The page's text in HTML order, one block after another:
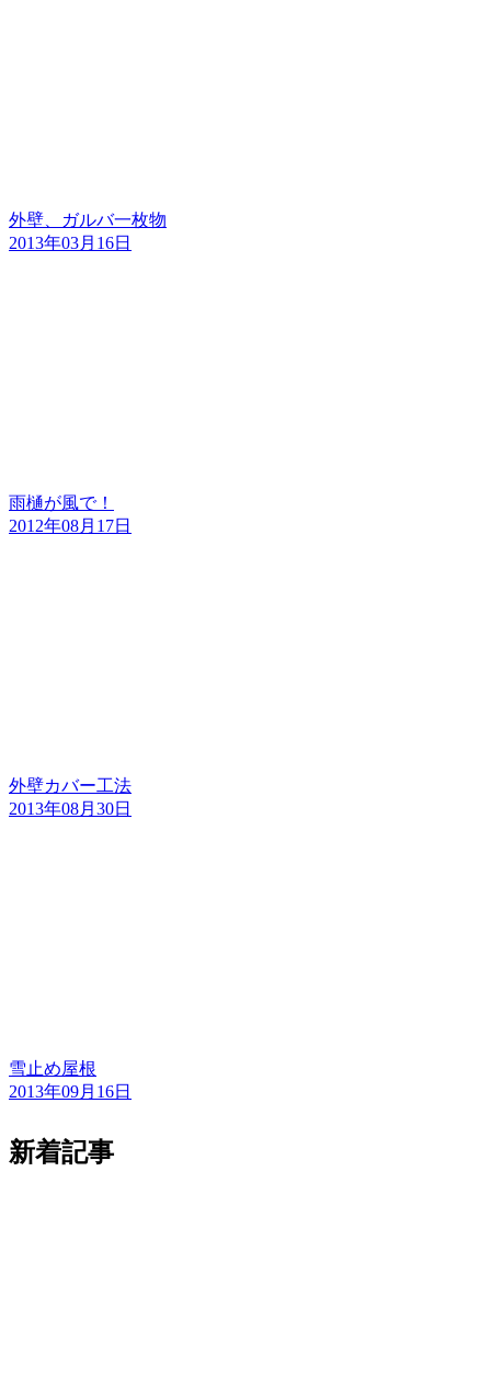
外壁、ガルバ一枚物
2013年03月16日
雨樋が風で！
2012年08月17日
外壁カバー工法
2013年08月30日
雪止め屋根
2013年09月16日
新着記事